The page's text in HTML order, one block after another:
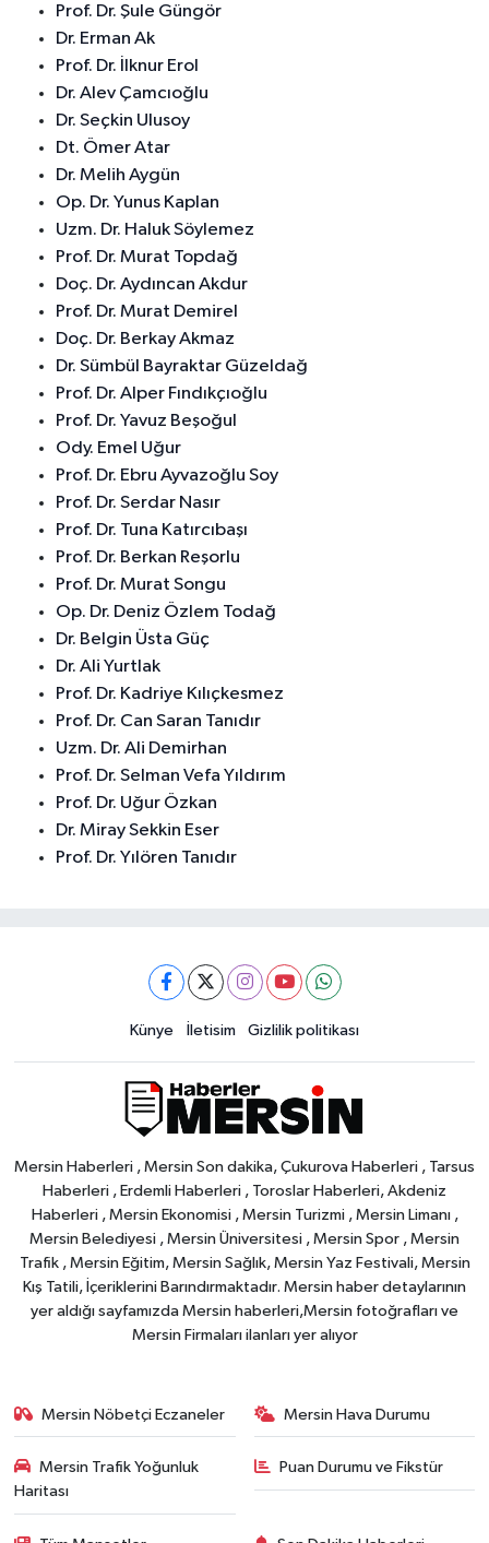
Prof. Dr. Şule Güngör
Dr. Erman Ak
Prof. Dr. İlknur Erol
Dr. Alev Çamcıoğlu
Dr. Seçkin Ulusoy
Dt. Ömer Atar
Dr. Melih Aygün
Op. Dr. Yunus Kaplan
Uzm. Dr. Haluk Söylemez
Prof. Dr. Murat Topdağ
Doç. Dr. Aydıncan Akdur
Prof. Dr. Murat Demirel
Doç. Dr. Berkay Akmaz
Dr. Sümbül Bayraktar Güzeldağ
Prof. Dr. Alper Fındıkçıoğlu
Prof. Dr. Yavuz Beşoğul
Ody. Emel Uğur
Prof. Dr. Ebru Ayvazoğlu Soy
Prof. Dr. Serdar Nasır
Prof. Dr. Tuna Katırcıbaşı
Prof. Dr. Berkan Reşorlu
Prof. Dr. Murat Songu
Op. Dr. Deniz Özlem Todağ
Dr. Belgin Üsta Güç
Dr. Ali Yurtlak
Prof. Dr. Kadriye Kılıçkesmez
Prof. Dr. Can Saran Tanıdır
Uzm. Dr. Ali Demirhan
Prof. Dr. Selman Vefa Yıldırım
Prof. Dr. Uğur Özkan
Dr. Miray Sekkin Eser
Prof. Dr. Yılören Tanıdır
Künye İletisim Gizlilik politikası
Mersin Haberleri , Mersin Son dakika, Çukurova Haberleri , Tarsus
Haberleri , Erdemli Haberleri , Toroslar Haberleri, Akdeniz
Haberleri , Mersin Ekonomisi , Mersin Turizmi , Mersin Limanı ,
Mersin Belediyesi , Mersin Üniversitesi , Mersin Spor , Mersin
Trafik , Mersin Eğitim, Mersin Sağlık, Mersin Yaz Festivali, Mersin
Kış Tatili, İçeriklerini Barındırmaktadır. Mersin haber detaylarının
yer aldığı sayfamızda Mersin haberleri,Mersin fotoğrafları ve
Mersin Firmaları ilanları yer alıyor
Mersin Nöbetçi Eczaneler Mersin Hava Durumu
Mersin Trafik Yoğunluk
Haritası
Puan Durumu ve Fikstür